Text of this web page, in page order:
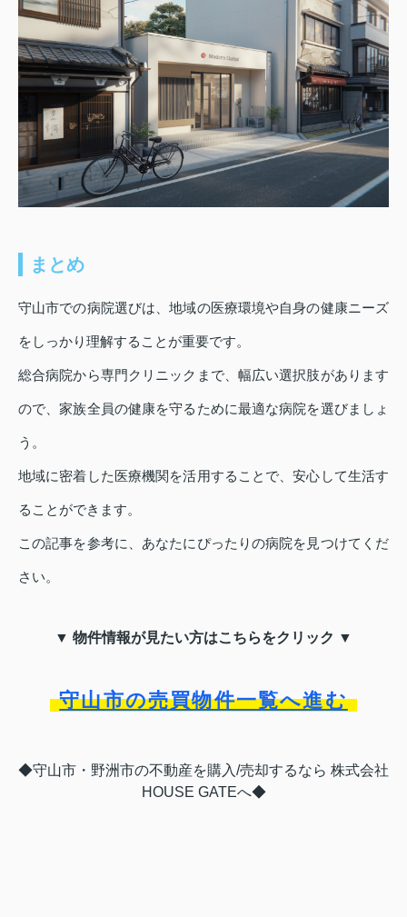
まとめ
守山市での病院選びは、地域の医療環境や自身の健康ニーズ
をしっかり理解することが重要です。
総合病院から専門クリニックまで、幅広い選択肢があります
ので、家族全員の健康を守るために最適な病院を選びましょ
う。
地域に密着した医療機関を活用することで、安心して生活す
ることができます。
この記事を参考に、あなたにぴったりの病院を見つけてくだ
さい。
▼ 物件情報が見たい方はこちらをクリック ▼
守山市の売買物件一覧へ進む
◆守山市・野洲市の不動産を購入/売却するなら 株式会社
HOUSE GATEへ◆